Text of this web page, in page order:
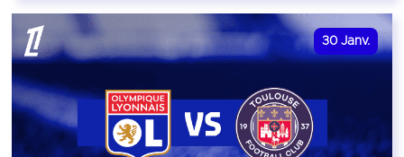
30 Janv.